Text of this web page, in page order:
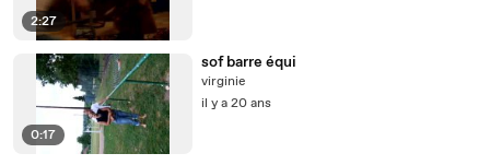
2:27
0:17
sof barre équi
virginie
il y a 20 ans